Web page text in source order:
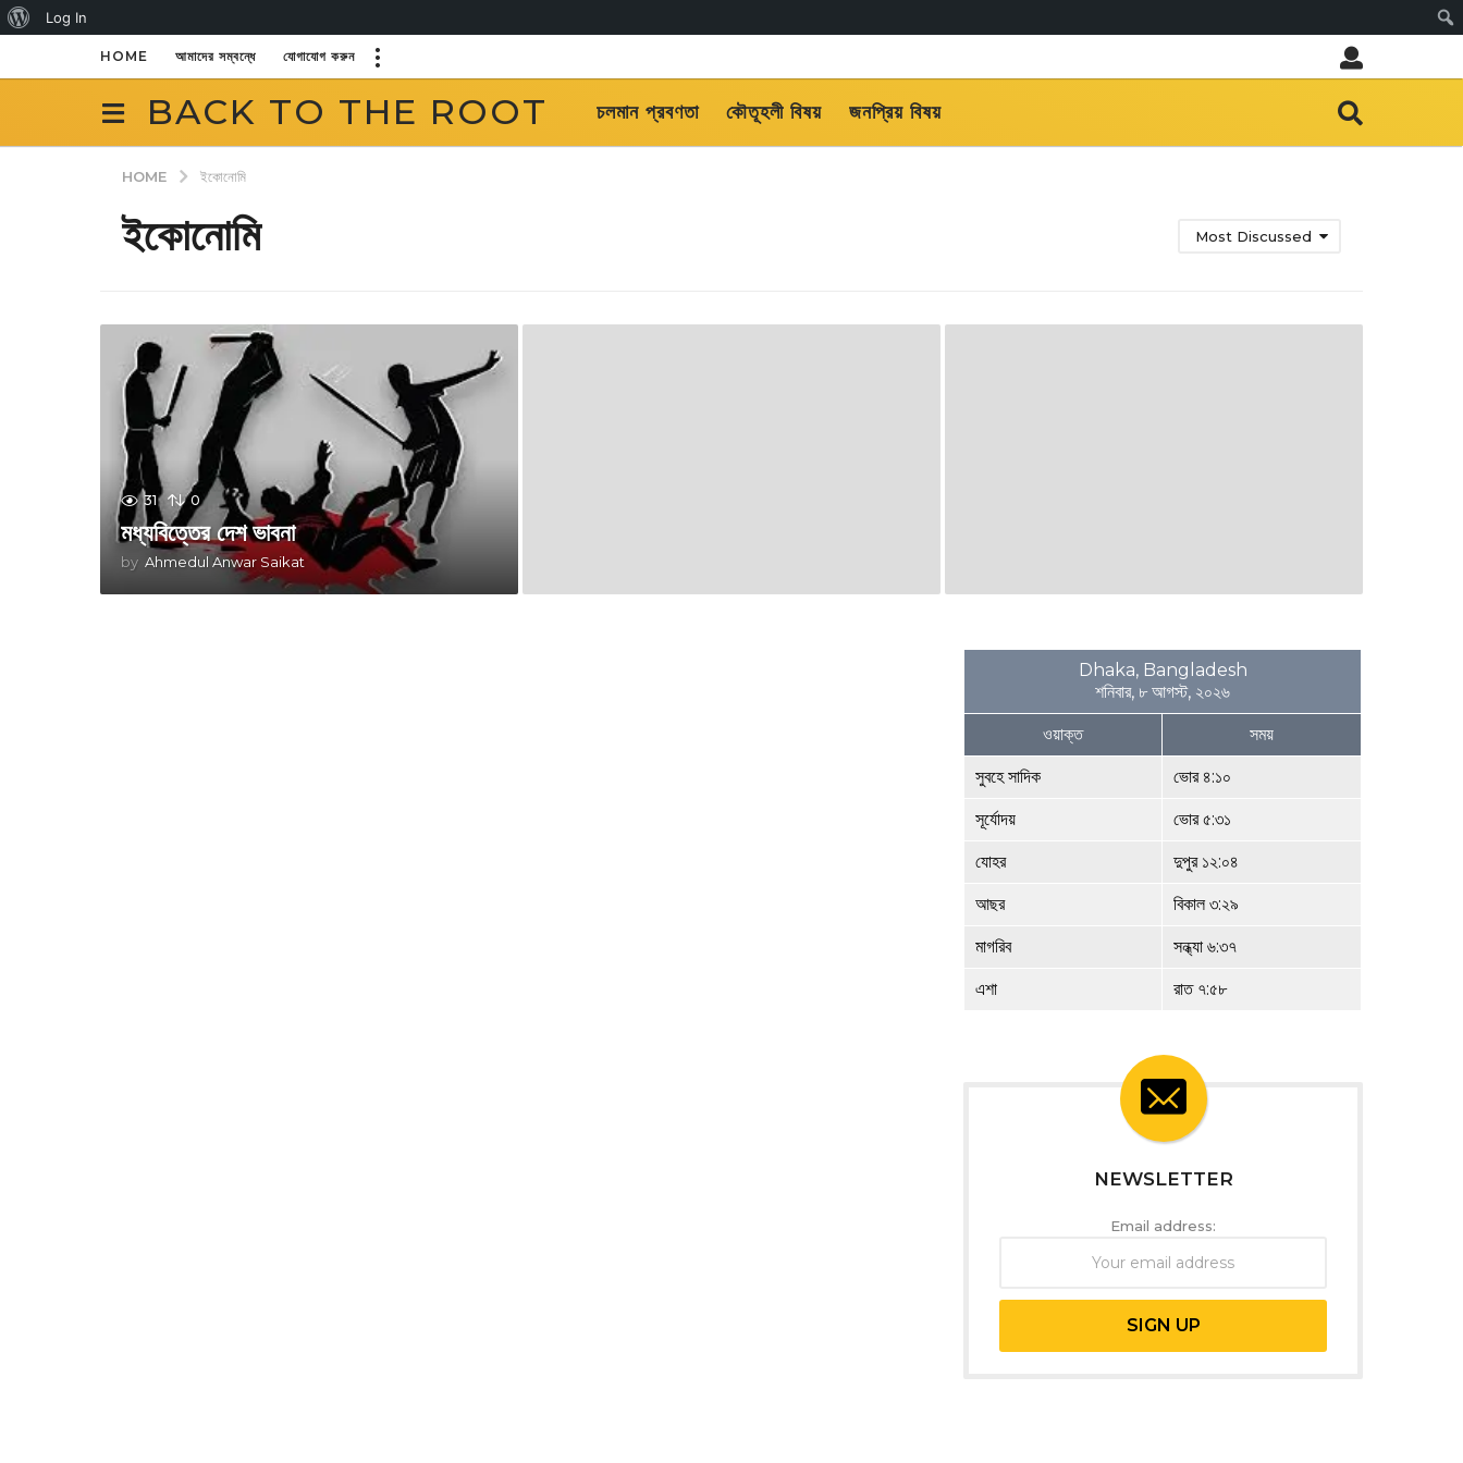
About
WordPress
Log In
HOME আমাদের সম্বন্ধে যোগাযোগ করুন
BACK TO THE ROOT চলমান প্রবণতা কৌতূহলী বিষয় জনপ্রিয় বিষয়
HOME ইকোনোমি
ইকোনোমি Most Discussed
31 0
মধ্যবিত্তের দেশ ভাবনা
by Ahmedul Anwar Saikat
Dhaka, Bangladesh
শনিবার, ৮ আগস্ট, ২০২৬
ওয়াক্ত সময়
সুবহে সাদিক ভোর ৪:১০
সূর্যোদয় ভোর ৫:৩১
যোহর দুপুর ১২:০৪
আছর বিকাল ৩:২৯
মাগরিব সন্ধ্যা ৬:৩৭
এশা রাত ৭:৫৮
NEWSLETTER
Email address: